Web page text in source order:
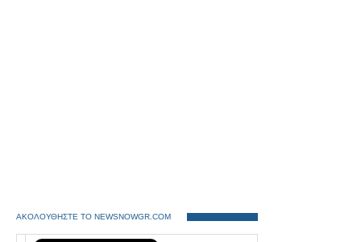
ΑΚΟΛΟΥΘΗΣΤΕ ΤΟ NEWSNOWGR.COM